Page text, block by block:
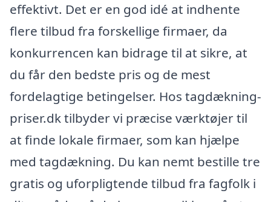
effektivt. Det er en god idé at indhente
flere tilbud fra forskellige firmaer, da
konkurrencen kan bidrage til at sikre, at
du får den bedste pris og de mest
fordelagtige betingelser. Hos tagdækning-
priser.dk tilbyder vi præcise værktøjer til
at finde lokale firmaer, som kan hjælpe
med tagdækning. Du kan nemt bestille tre
gratis og uforpligtende tilbud fra fagfolk i